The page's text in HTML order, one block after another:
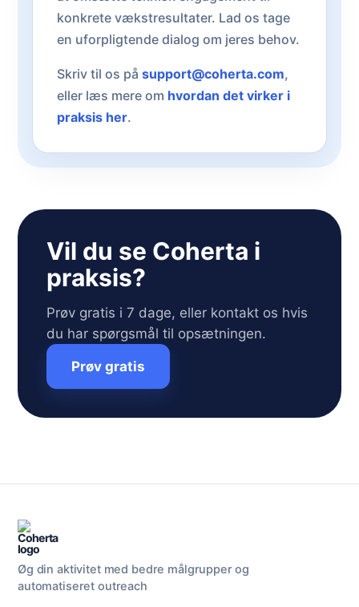
konkrete vækstresultater. Lad os tage
en uforpligtende dialog om jeres behov.
Skriv til os på support@coherta.com,
eller læs mere om hvordan det virker i
praksis her.
Vil du se Coherta i
praksis?
Prøv gratis i 7 dage, eller kontakt os hvis
du har spørgsmål til opsætningen.
Prøv gratis
Øg din aktivitet med bedre målgrupper og
automatiseret outreach